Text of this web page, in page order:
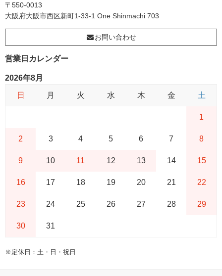
〒550-0013
大阪府大阪市西区新町1-33-1 One Shinmachi 703
お問い合わせ
営業日カレンダー
2026年8月
日 月 火 水 木 金 土
1
2 3 4 5 6 7 8
9 10 11 12 13 14 15
16 17 18 19 20 21 22
23 24 25 26 27 28 29
30 31
※定休日：土・日・祝日